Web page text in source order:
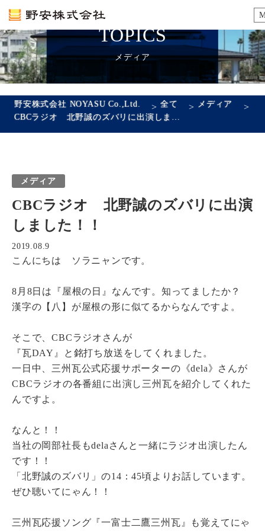
カタログ
瓦ができるまで
会社概要 沿革 代表あいさつ アクセス
採用情報
エントリーフォーム 先輩社員の声
瓦猫
開発ストーリー 商品情報 Kawara Collaboration
お問い合わせ プライバシーポリシー サイトマップ
TOPICS
メディア
野安株式会社 NOYASU Co.,Ltd. >全て > メディア >
メディア
CBCラジオ 北野誠のズバリに出演
しました！！
2019.08.9
こんにちは ソラニャンです。
8月8日は『屋根の日』なんです。知ってましたか？
漢字の【八】が屋根の形に似てるからなんですよ。
そこで、CBCラジオさんが
『瓦DAY』と銘打ち放送をしてくれました。
一日中、三州瓦公式応援サポーターの《dela》さんが
CBCラジオの各番組に出演し三州瓦を紹介してくれた
んですよ。
なんと！！
当社の岡部社長もdelaさんと一緒にラジオ出演したん
です！！
「北野誠のズバリ」の14：45頃よりお話しています。
ぜひ聴いてにゃん！！
三州瓦応援ソング『一富士二鷹三州瓦』も覚えてにゃ